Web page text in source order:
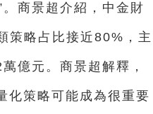
商景超介紹，中金財
策略占比接近80%，主
億元。商景超解釋，
化策略可能成為很重要